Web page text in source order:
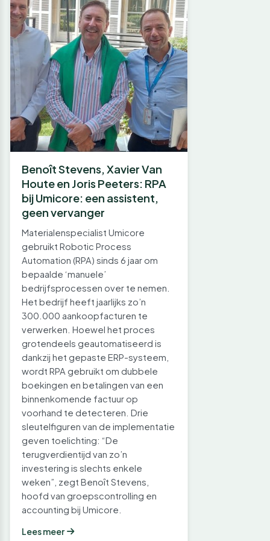
Benoît Stevens, Xavier Van
Houte en Joris Peeters: RPA
bij Umicore: een assistent,
geen vervanger
Materialenspecialist Umicore
gebruikt Robotic Process
Automation (RPA) sinds 6 jaar om
bepaalde ‘manuele’
bedrijfsprocessen over te nemen.
Het bedrijf heeft jaarlijks zo’n
300.000 aankoopfacturen te
verwerken. Hoewel het proces
grotendeels geautomatiseerd is
dankzij het gepaste ERP-systeem,
wordt RPA gebruikt om dubbele
boekingen en betalingen van een
binnenkomende factuur op
voorhand te detecteren. Drie
sleutelfiguren van de implementatie
geven toelichting: “De
terugverdientijd van zo’n
investering is slechts enkele
weken”, zegt Benoît Stevens,
hoofd van groepscontrolling en
accounting bij Umicore.
Lees meer